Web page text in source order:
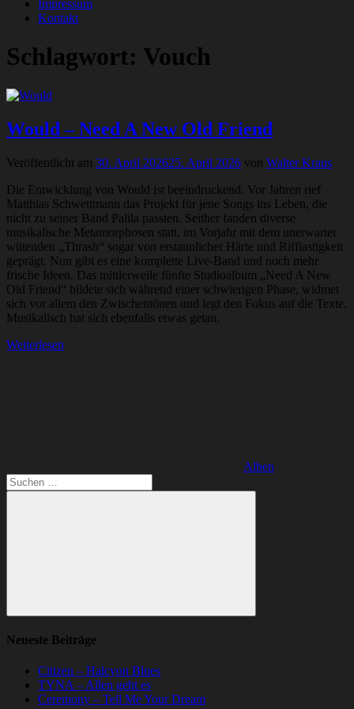
Impressum
Kontakt
Schlagwort: Vouch
Would – Need A New Old Friend
Veröffentlicht am 30. April 202625. April 2026 von Walter Kraus
Die Entwicklung von Would ist beeindruckend. Vor Jahren rief
Matthias Schwettmann das Projekt für jene Songs ins Leben, die
nicht zu seiner Band Palila passten. Seither fanden diverse
musikalische Metamorphosen statt, im Vorjahr mit dem unerwartet
wütenden „Thrash“ sogar von erstaunlicher Härte und Rifflastigkeit
geprägt. Nun gibt es eine komplette Live-Band und noch mehr
frische Ideen. Das mittlerweile fünfte Studioalbum „Need A New
Old Friend“ bildete sich während einer schwierigen Phase, widmet
sich vor allem den Zwischentönen und legt den Fokus auf die Texte.
Musikalisch hat sich ebenfalls etwas getan.
Weiterlesen
Alben
Suchen
nach:
Suchen
Neueste Beiträge
Citizen – Halcyon Blues
TYNA – Allen geht es
Ceremony – Tell Me Your Dream